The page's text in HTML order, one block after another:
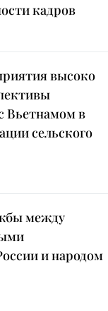
кадров
высоко
Вьетнамом в
сельского
между
и народом